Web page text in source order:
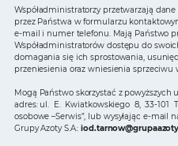
Współadministratorzy przetwarzają
przez Państwa w formularzu
e-mail i numer telefonu. Mają Państwo
Współadministratorów dostępu do
domagania się ich sprostowania,
przeniesienia oraz wniesienia sprzeciwu
Mogą Państwo skorzystać z
adres: ul. E. Kwiatkowskiego 8, 33-101
osobowe –Serwis”, lub wysyłając e-mail
Grupy Azoty S.A.: